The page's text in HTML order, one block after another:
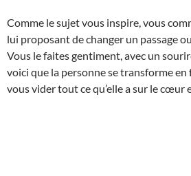
Comme le sujet vous inspire, vous
lui proposant de changer un passage
Vous le faites gentiment, avec un
voici que la personne se transforme en
vous vider tout ce qu’elle a sur le cœur